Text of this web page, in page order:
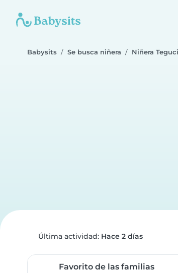
Babysits Se busca niñera Niñera
Última actividad: Hace 2 días
Favorito de las familias